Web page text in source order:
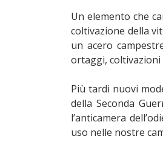
Un elemento che
coltivazione della
un acero
ortaggi, coltivazioni
Più tardi nuovi
della Seconda
l’anticamera
uso nelle nostre